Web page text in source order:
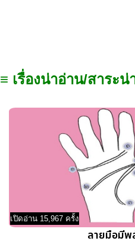
≡ เรื่องน่าอ่าน/สาระน่
เปิดอ่าน 15,967 ครั้ง
ลายมือมีพ